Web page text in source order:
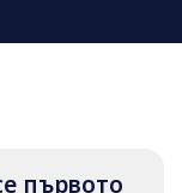
първото